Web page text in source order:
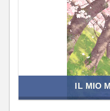
IL MIO